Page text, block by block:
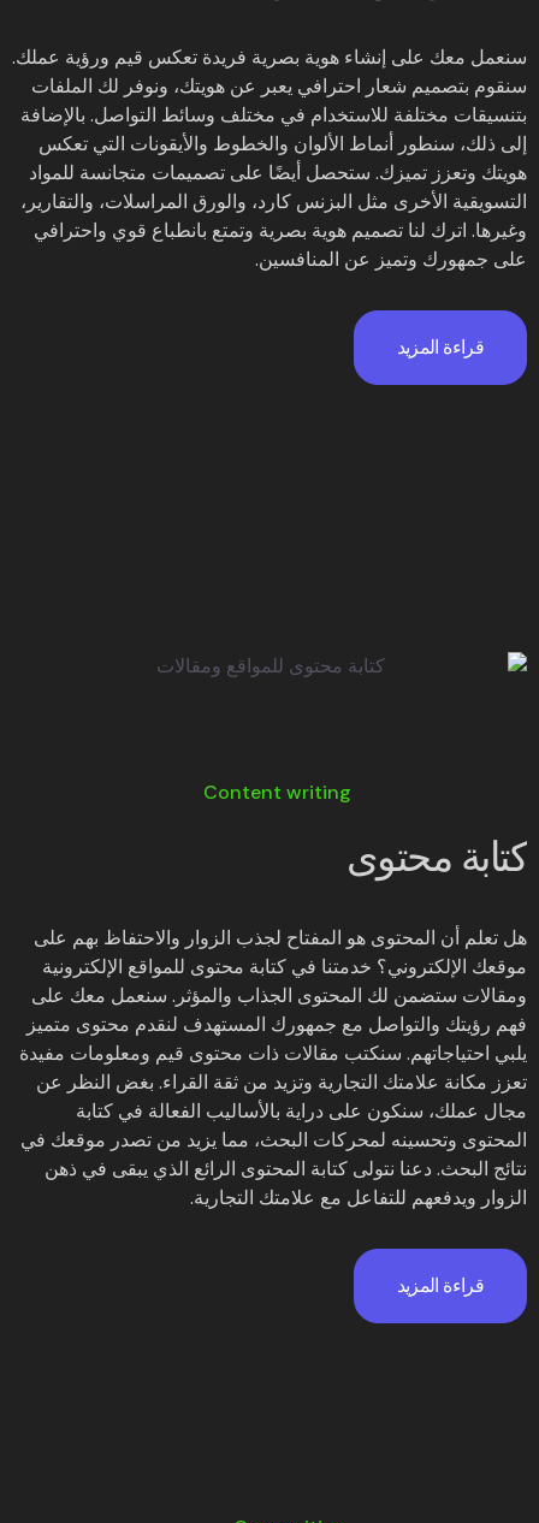
سنعمل معك على إنشاء هوية بصرية فريدة تعكس قيم ورؤية عملك.
سنقوم بتصميم شعار احترافي يعبر عن هويتك، ونوفر لك الملفات
بتنسيقات مختلفة للاستخدام في مختلف وسائط التواصل. بالإضافة
إلى ذلك، سنطور أنماط الألوان والخطوط والأيقونات التي تعكس
هويتك وتعزز تميزك. ستحصل أيضًا على تصميمات متجانسة للمواد
التسويقية الأخرى مثل البزنس كارد، والورق المراسلات، والتقارير،
وغيرها. اترك لنا تصميم هوية بصرية وتمتع بانطباع قوي واحترافي
على جمهورك وتميز عن المنافسين.
قراءة المزيد
Content writing
كتابة محتوى
هل تعلم أن المحتوى هو المفتاح لجذب الزوار والاحتفاظ بهم على
موقعك الإلكتروني؟ خدمتنا في كتابة محتوى للمواقع الإلكترونية
ومقالات ستضمن لك المحتوى الجذاب والمؤثر. سنعمل معك على
فهم رؤيتك والتواصل مع جمهورك المستهدف لنقدم محتوى متميز
يلبي احتياجاتهم. سنكتب مقالات ذات محتوى قيم ومعلومات مفيدة
تعزز مكانة علامتك التجارية وتزيد من ثقة القراء. بغض النظر عن
مجال عملك، سنكون على دراية بالأساليب الفعالة في كتابة
المحتوى وتحسينه لمحركات البحث، مما يزيد من تصدر موقعك في
نتائج البحث. دعنا نتولى كتابة المحتوى الرائع الذي يبقى في ذهن
الزوار ويدفعهم للتفاعل مع علامتك التجارية.
قراءة المزيد